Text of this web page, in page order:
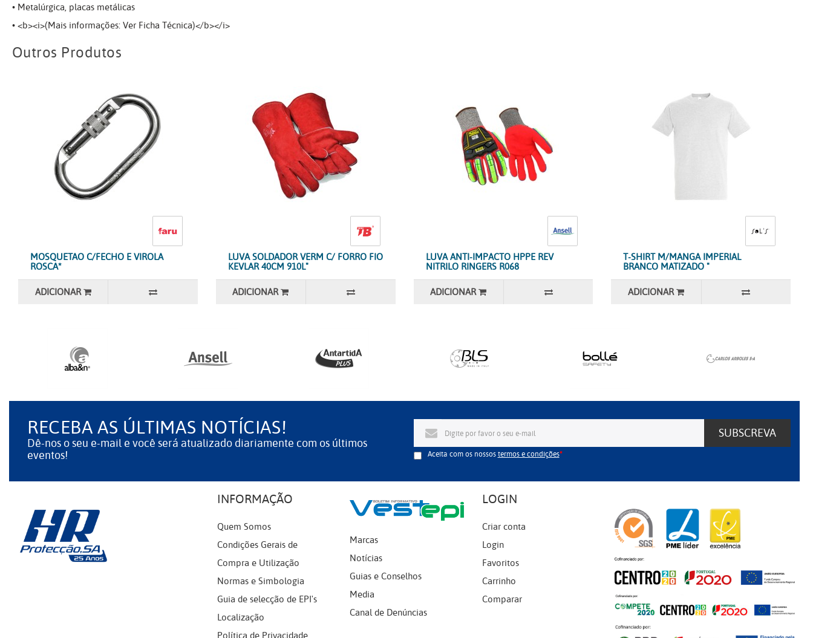
• Metalúrgica, placas metálicas
• <b><i>(Mais informações: Ver Ficha Técnica)</b></i>
Outros Produtos
MOSQUETAO C/FECHO E VIROLA
ROSCA*
ADICIONAR
LUVA SOLDADOR VERM C/ FORRO FIO
KEVLAR 40CM 910L"
ADICIONAR
LUVA ANTI-IMPACTO HPPE REV
NITRILO RINGERS R068
ADICIONAR
T-SHIRT M/MANGA IMPERIAL
BRANCO MATIZADO "
ADICIONAR
RECEBA AS ÚLTIMAS NOTÍCIAS!
Dê-nos o seu e-mail e você será atualizado diariamente com os últimos
eventos!
SUBSCREVA
Aceita com os nossostermos e condições
INFORMAÇÃO
Quem Somos
Condições Gerais de
Compra e Utilização
Normas e Simbologia
Guia de selecção de EPI's
Localização
Marcas
Notícias
Guias e Conselhos
Media
Canal de Denúncias
LOGIN
Criar conta
Login
Favoritos
Carrinho
Comparar